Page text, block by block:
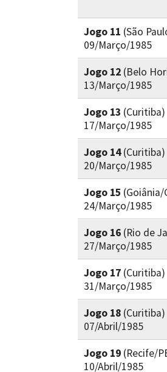
Jogo 11 (São
09/Março/1985
Jogo 12 (Belo
13/Março/1985
Jogo 13 (Curitiba)
17/Março/1985
Jogo 14(Curitiba)
20/Março/1985
Jogo 15 (Goiânia/
24/Março/1985
Jogo 16 (Rio de
27/Março/1985
Jogo 17 (Curitiba)
31/Março/1985
Jogo 18 (Curitiba)
07/Abril/1985
Jogo 19 (Recife/
10/Abril/1985